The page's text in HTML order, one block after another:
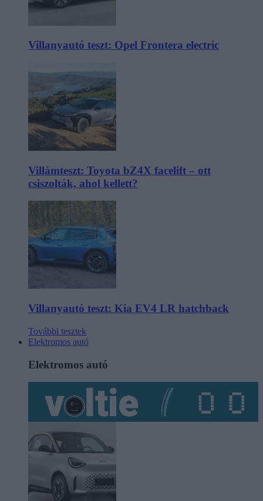
Villanyautó teszt: Opel Frontera electric
Villámteszt: Toyota bZ4X facelift – ott
csiszolták, ahol kellett?
Villanyautó teszt: Kia EV4 LR hatchback
További tesztek
Elektromos autó
Elektromos autó